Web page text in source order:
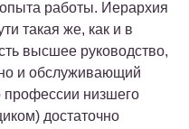
работы. Иерархия
такая же, как и в
высшее руководство,
и обслуживающий
профессии низшего
достаточно